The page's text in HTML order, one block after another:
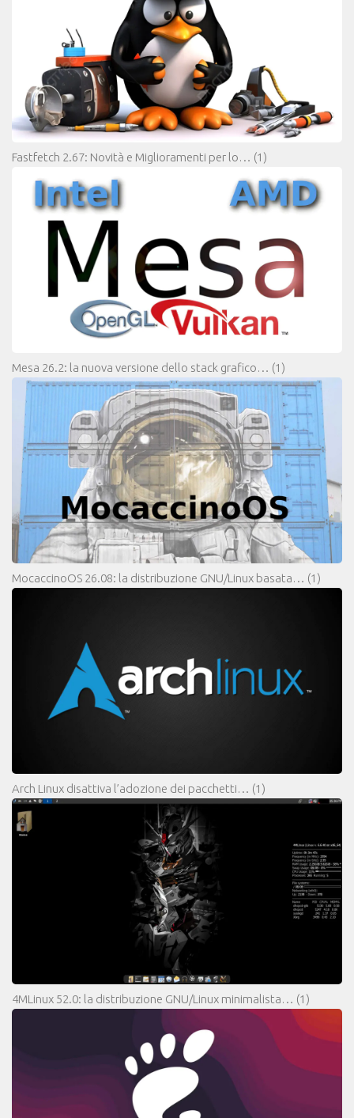
Fastfetch 2.67: Novità e Miglioramenti per lo… (1)
Mesa 26.2: la nuova versione dello stack grafico… (1)
MocaccinoOS 26.08: la distribuzione GNU/Linux basata… (1)
Arch Linux disattiva l’adozione dei pacchetti… (1)
4MLinux 52.0: la distribuzione GNU/Linux minimalista… (1)